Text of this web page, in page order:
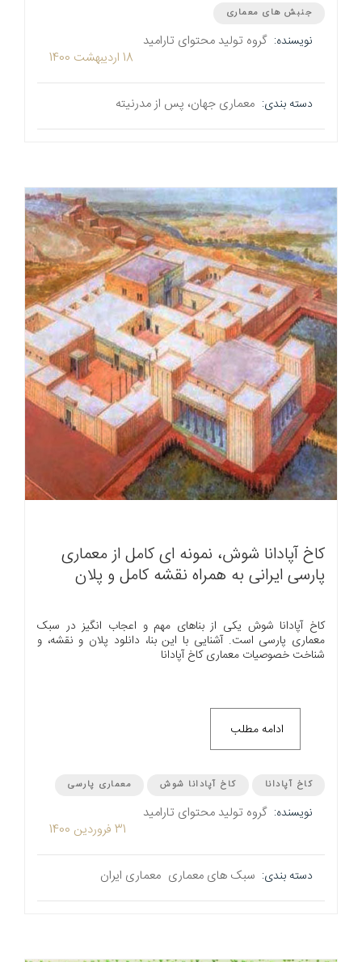
جنبش های معماری
نویسنده: گروه تولید محتوای تارامید
18 اردیبهشت 1400
دسته بندی: معماری جهان، پس از مدرنیته
کاخ آپادانا شوش، نمونه ای کامل از معماری
پارسی ایرانی به همراه نقشه کامل و پلان
کاخ آپادانا شوش یکی از بناهای مهم و اعجاب انگیز در سبک
معماری پارسی است. آشنایی با این بنا، دانلود پلان و نقشه، و
شناخت خصوصیات معماری کاخ آپادانا
ادامه مطلب
کاخ آپادانا کاخ آپادانا شوش معماری پارسی
نویسنده: گروه تولید محتوای تارامید
31 فروردین 1400
دسته بندی: سبک های معماری معماری ایران